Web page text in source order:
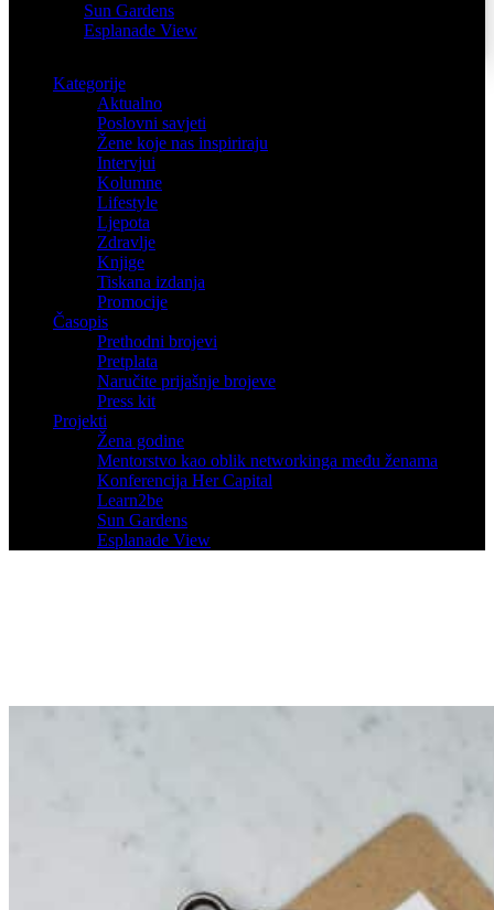
Sun Gardens
Esplanade View
Kategorije
Aktualno
Poslovni savjeti
Žene koje nas inspiriraju
Intervjui
Kolumne
Lifestyle
Ljepota
Zdravlje
Knjige
Tiskana izdanja
Promocije
Časopis
Prethodni brojevi
Pretplata
Naručite prijašnje brojeve
Press kit
Projekti
Žena godine
Mentorstvo kao oblik networkinga među ženama
Konferencija Her Capital
Learn2be
Sun Gardens
Esplanade View